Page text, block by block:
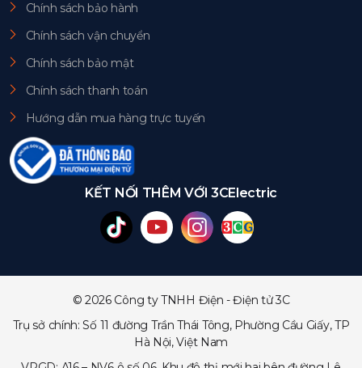
Chính sách bảo hành
Chính sách vận chuyển
Chính sách bảo mật
Chính sách thanh toán
Hướng dẫn mua hàng trực tuyến
KẾT NỐI THÊM VỚI 3CElectric
© 2026 Công ty TNHH Điện - Điện tử 3C
Trụ sở chính: Số 11 đường Trần Thái Tông, Phường Cầu Giấy, TP
Hà Nội, Việt Nam